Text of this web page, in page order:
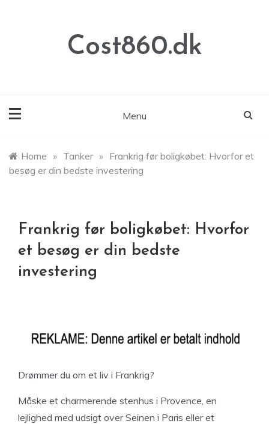
Cost860.dk
Menu
Home » Tanker » Frankrig før boligkøbet: Hvorfor et
besøg er din bedste investering
Frankrig før boligkøbet: Hvorfor
et besøg er din bedste
investering
Drømmer du om et liv i Frankrig?
Måske et charmerende stenhus i Provence, en
lejlighed med udsigt over Seinen i Paris eller et